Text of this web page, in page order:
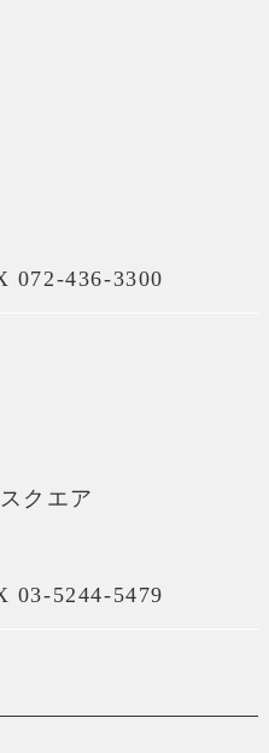
072-436-3300
クエア
03-5244-5479